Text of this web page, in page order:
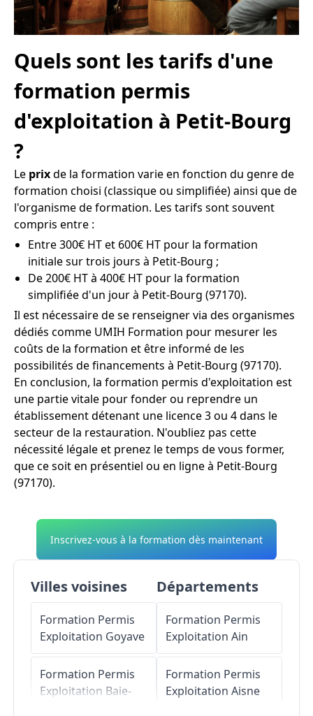
Quels sont les tarifs d'une
formation permis
d'exploitation à Petit-Bourg
?
Le prixde la formation varie en fonction du genre de
formation choisi (classique ou simplifiée) ainsi que de
l'organisme de formation. Les tarifs sont souvent
compris entre :
Entre 300€ HT et 600€ HT pour la formation
initiale sur trois jours à Petit-Bourg ;
De 200€ HT à 400€ HT pour la formation
simplifiée d'un jour à Petit-Bourg (97170).
Il est nécessaire de se renseigner via des organismes
dédiés comme UMIH Formation pour mesurer les
coûts de la formation et être informé de les
possibilités de financements à Petit-Bourg (97170).
En conclusion, la formation permis d'exploitation est
une partie vitale pour fonder ou reprendre un
établissement détenant une licence 3 ou 4 dans le
secteur de la restauration. N'oubliez pas cette
nécessité légale et prenez le temps de vous former,
que ce soit en présentiel ou en ligne à Petit-Bourg
(97170).
Inscrivez-vous à la formation dès maintenant
Villes voisines
Formation Permis
Exploitation Goyave
Formation Permis
Exploitation Baie-
Départements
Formation Permis
Exploitation Ain
Formation Permis
Exploitation Aisne